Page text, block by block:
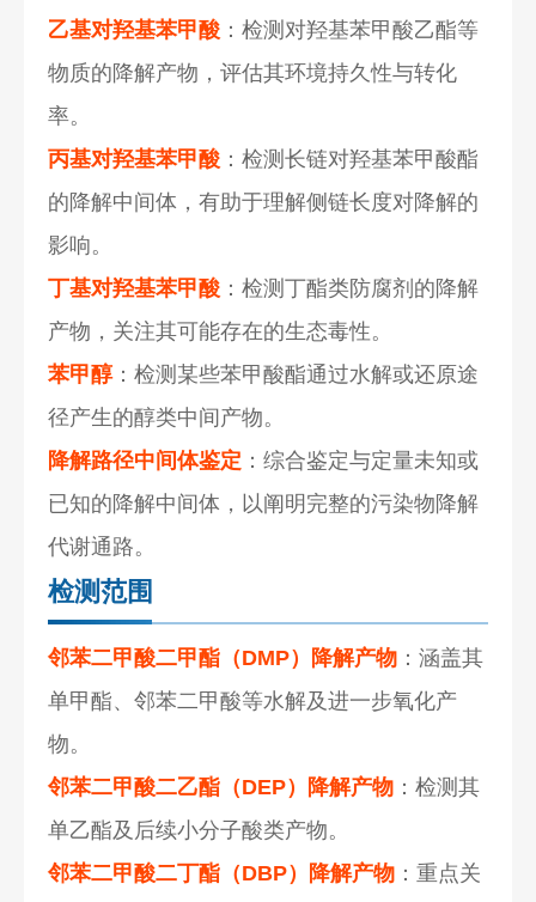
乙基对羟基苯甲酸 ：检测对羟基苯甲酸乙酯等
物质的降解产物，评估其环境持久性与转化
率。
丙基对羟基苯甲酸 ：检测长链对羟基苯甲酸酯
的降解中间体，有助于理解侧链长度对降解的
影响。
丁基对羟基苯甲酸 ：检测丁酯类防腐剂的降解
产物，关注其可能存在的生态毒性。
苯甲醇：检测某些苯甲酸酯通过水解或还原途
径产生的醇类中间产物。
降解路径中间体鉴定 ：综合鉴定与定量未知或
已知的降解中间体，以阐明完整的污染物降解
代谢通路。
检测范围
邻苯二甲酸二甲酯（DMP）降解产物 ：涵盖其
单甲酯、邻苯二甲酸等水解及进一步氧化产
物。
邻苯二甲酸二乙酯（DEP）降解产物 ：检测其
单乙酯及后续小分子酸类产物。
邻苯二甲酸二丁酯（DBP）降解产物 ：重点关